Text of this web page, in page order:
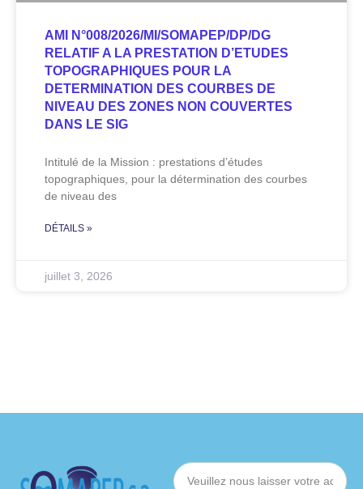
AMI N°008/2026/MI/SOMAPEP/DP/DG
RELATIF A LA PRESTATION D’ETUDES
TOPOGRAPHIQUES POUR LA
DETERMINATION DES COURBES DE
NIVEAU DES ZONES NON COUVERTES
DANS LE SIG
Intitulé de la Mission : prestations d’études
topographiques, pour la détermination des courbes
de niveau des
DÉTAILS »
juillet 3, 2026